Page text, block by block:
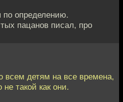
по определению.
пацанов писал, про
всем детям на все времена,
не такой как они.